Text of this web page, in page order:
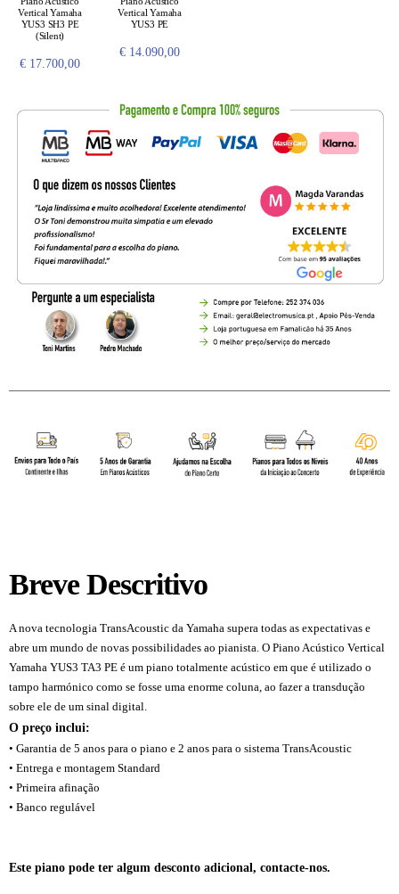
Vertical Yamaha
YUS3 SH3 PE
(Silent)
€ 17.700,00
Vertical Yamaha
YUS3 PE
€ 14.090,00
Breve Descritivo
A nova tecnologia TransAcoustic da Yamaha supera todas as expectativas e
abre um mundo de novas possibilidades ao pianista. O Piano Acústico Vertical
Yamaha YUS3 TA3 PE é um piano totalmente acústico em que é utilizado o
tampo harmónico como se fosse uma enorme coluna, ao fazer a transdução
sobre ele de um sinal digital.
O preço inclui:
• Garantia de 5 anos para o piano e 2 anos para o sistema TransAcoustic
• Entrega e montagem Standard
• Primeira afinação
• Banco regulável
Este piano pode ter algum desconto adicional, contacte-nos.